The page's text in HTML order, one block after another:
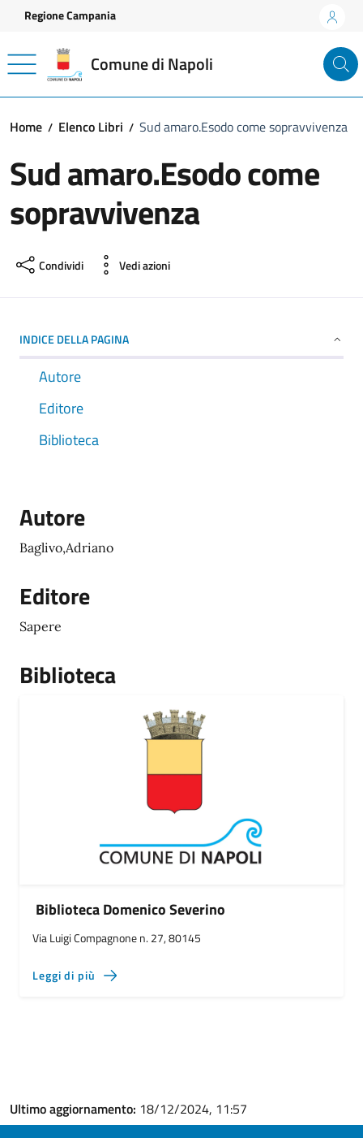
Vai ai contenuti
Vai al footer
Regione Campania
Comune di Napoli
Home Elenco Libri Sud amaro.Esodo come sopravvivenza
Sud amaro.Esodo come
sopravvivenza
Condividi Vedi azioni
INDICE DELLA PAGINA
Autore
Editore
Biblioteca
Autore
Baglivo,Adriano
Editore
Sapere
Biblioteca
Biblioteca Domenico Severino
Via Luigi Compagnone n. 27, 80145
Leggi di più
Ultimo aggiornamento: 18/12/2024, 11:57